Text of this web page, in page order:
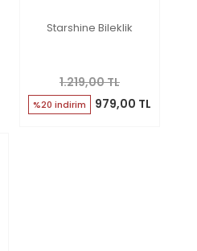
Starshine Bileklik
1.219,00 TL
%20 indirim 979,00 TL